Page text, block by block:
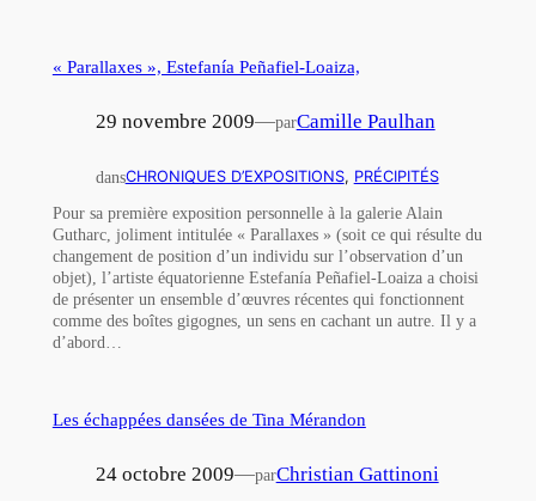
« Parallaxes », Estefanía Peñafiel-Loaiza,
29 novembre 2009—parCamille Paulhan
dansCHRONIQUES D’EXPOSITIONS, PRÉCIPITÉS
Pour sa première exposition personnelle à la galerie Alain
Gutharc, joliment intitulée « Parallaxes » (soit ce qui résulte du
changement de position d’un individu sur l’observation d’un
objet), l’artiste équatorienne Estefanía Peñafiel-Loaiza a choisi
de présenter un ensemble d’œuvres récentes qui fonctionnent
comme des boîtes gigognes, un sens en cachant un autre. Il y a
d’abord…
Les échappées dansées de Tina Mérandon
24 octobre 2009—parChristian Gattinoni